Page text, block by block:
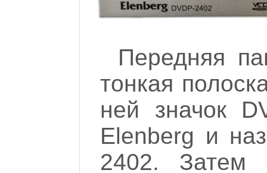
Передняя
тонкая
ней значок
Elenberg и
2402. Затем